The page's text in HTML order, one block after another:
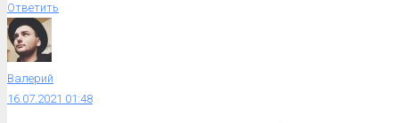
Ответить
Валерий
16.07.2021 01:48